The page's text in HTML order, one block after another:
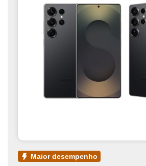
maior desempenho